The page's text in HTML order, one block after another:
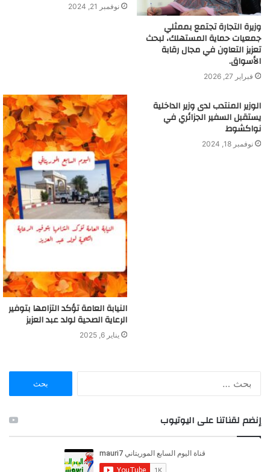
وزيرة التجارة تجتمع بممثلي
جمعيات حماية المستهلك، لبحث
تعزيز التعاون في مجال رقابة
الأسواق.
فبراير 27, 2026
نوفمبر 21, 2024
الوزير المنتدب لدى وزير الداخلية
يستقبل السفير الجزائري في
نواكشوط
نوفمبر 18, 2024
النيابة العامة تؤكد التزامها بتوفير
الرعاية الصحية لولد عبد العزيز
يناير 6, 2025
ع
ن
:
إنضم لقناتنا على اليوتيوب